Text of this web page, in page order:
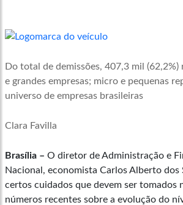
Do total de demissões, 407,3 mil (62,2%)
e grandes empresas; micro e pequenas
universo de empresas brasileiras
Clara Favilla
Brasília – O diretor de Administração e
Nacional, economista Carlos Alberto dos
certos cuidados que devem ser tomados
números recentes sobre a evolução do